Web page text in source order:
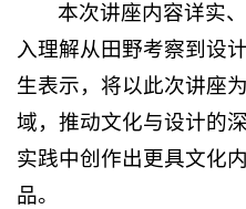
本次讲座内容详实
入理解从田野考察到设
生表示，将以此次讲座
域，推动文化与设计的
实践中创作出更具文化
品。